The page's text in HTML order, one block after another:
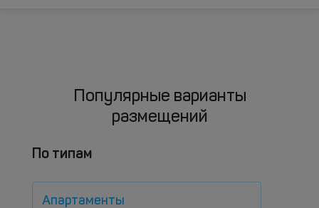
Популярные варианты
размещений
По типам
Апартаменты